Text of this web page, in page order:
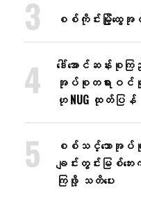
စစ်ကိုင်းမြို့ထွေအုပ်
ဒေါ်အောင်ဆန်းစု
အုပ်စုတရားဝင်
ဟု NUG ထုတ်ပြန်
စစ်သင်္ဘောအုပ်စု
ချင်းတွင်းမြစ်ဘေ
ကြဖို့ သတိပေး